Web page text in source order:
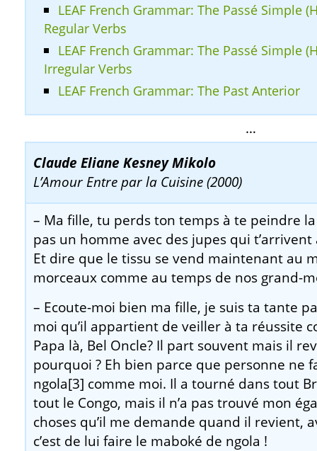
LEAF French Grammar: The Passé Simple
Regular Verbs
LEAF French Grammar: The Passé Simple
Irregular Verbs
LEAF French Grammar: The Past Anterior
…
Claude Eliane Kesney Mikolo
L’Amour Entre par la Cuisine (2000)
– Ma fille, tu perds ton temps à te peindre
pas un homme avec des jupes qui
Et dire que le tissu se vend maintenant au
morceaux comme au temps de nos grand-
– Ecoute-moi bien ma fille, je suis ta tante
moi qu’il appartient de veiller à ta réussite
Papa là, Bel Oncle? Il part souvent mais il
pourquoi ? Eh bien parce que personne ne
ngola[3] comme moi. Il a tourné dans tout
tout le Congo, mais il n’a pas trouvé mon
choses qu’il me demande quand il revient,
c’est de lui faire le maboké de ngola !